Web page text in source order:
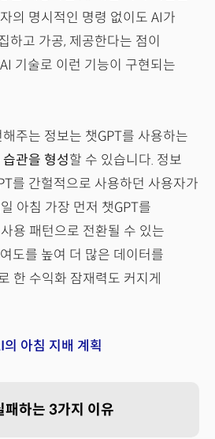
의 명시적인 명령 없이도 AI가
하고 가공, 제공한다는 점이
기술로 이런 기능이 구현되는
주는 정보는 챗GPT를 사용하는
관을 형성할 수 있습니다. 정보
를 간헐적으로 사용하던 사용자가
아침 가장 먼저 챗GPT를
용 패턴으로 전환될 수 있는
도를 높여 더 많은 데이터를
한 수익화 잠재력도 커지게
의 아침 지배 계획
패하는 3가지 이유